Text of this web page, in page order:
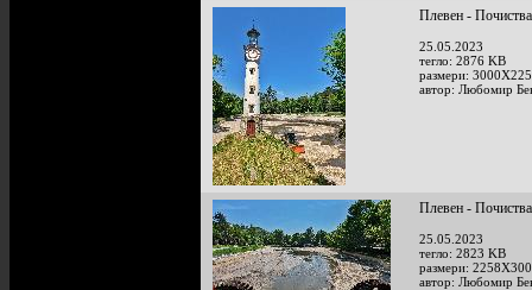
Плевен -
25.05.2023
тегло: 2876 KB
размери:
автор: Любомир
Плевен -
25.05.2023
тегло: 2823 KB
размери:
автор: Любомир